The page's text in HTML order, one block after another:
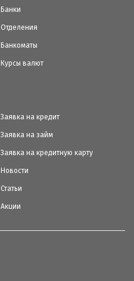
Банки
Отделения
Банкоматы
Курсы валют
Заявка на кредит
Заявка на займ
Заявка на кредитную карту
Новости
Статьи
Акции